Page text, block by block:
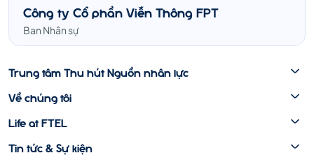
Công ty Cổ phần Viễn Thông FPT
Ban Nhân sự
Trung tâm Thu hút Nguồn nhân lực
Về chúng tôi
Life at FTEL
Tin tức & Sự kiện